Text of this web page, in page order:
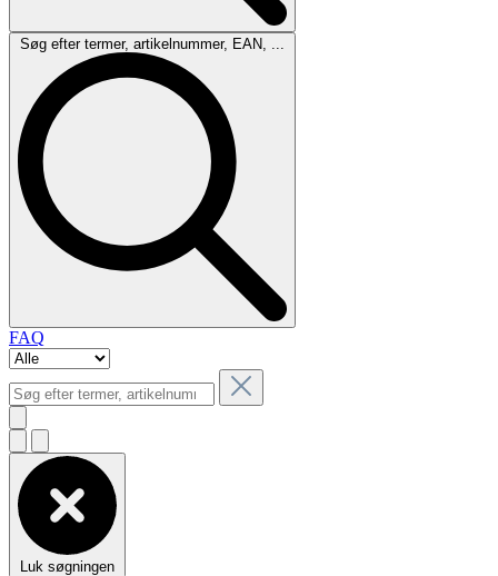
Søg efter termer, artikelnummer, EAN, ...
FAQ
Luk søgningen